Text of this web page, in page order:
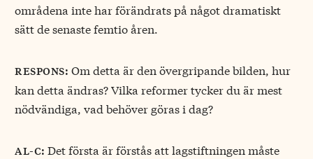
områdena inte har förändrats på något dramatiskt
sätt de senaste femtio åren.
respons: Om detta är den övergripande bilden, hur
kan detta ändras? Vilka reformer tycker du är mest
nödvändiga, vad behöver göras i dag?
al-c:Det första är förstås att lagstiftningen måste